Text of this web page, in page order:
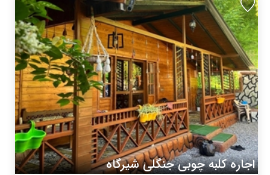
اجاره کلبه چوبی جنگلی شیرگاه